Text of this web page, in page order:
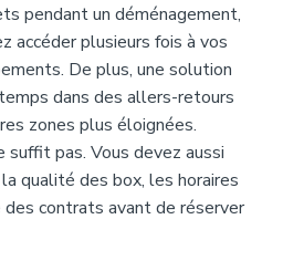
pendant un déménagement,
accéder plusieurs fois à vos
De plus, une solution
dans des allers-retours
zones plus éloignées.
suffit pas. Vous devez aussi
qualité des box, les horaires
des contrats avant de réserver